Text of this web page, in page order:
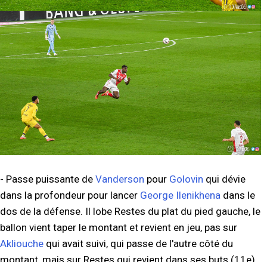
- Passe puissante de Vanderson pour Golovin qui dévie
dans la profondeur pour lancer George Ilenikhena dans le
dos de la défense. Il lobe Restes du plat du pied gauche, le
ballon vient taper le montant et revient en jeu, pas sur
Akliouche qui avait suivi, qui passe de l'autre côté du
montant, mais sur Restes qui revient dans ses buts (11e).